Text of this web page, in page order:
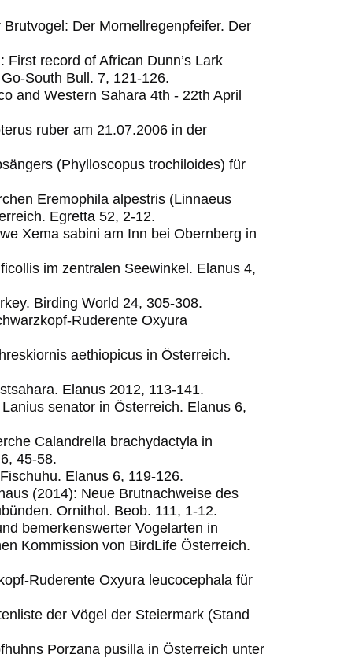
Der Mornellregenpfeifer. Der
record of African Dunn’s Lark
Go-South Bull. 7, 121-126.
and Western Sahara 4th - 22th April
ruber am 21.07.2006 in der
(Phylloscopus trochiloides) für
Eremophila alpestris (Linnaeus
Egretta 52, 2-12.
Xema sabini am Inn bei Obernberg in
im zentralen Seewinkel. Elanus 4,
Birding World 24, 305-308.
Ruderente Oxyura
aethiopicus in Österreich.
Elanus 2012, 113-141.
senator in Österreich. Elanus 6,
Calandrella brachydactyla in
45-58.
Elanus 6, 119-126.
(2014): Neue Brutnachweise des
Ornithol. Beob. 111, 1-12.
bemerkenswerter Vogelarten in
Kommission von BirdLife Österreich.
Ruderente Oxyura leucocephala für
der Vögel der Steiermark (Stand
Porzana pusilla in Österreich unter